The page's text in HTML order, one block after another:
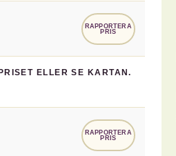
RAPPORTERA
PRIS
ELLER SE KARTAN.
RAPPORTERA
PRIS